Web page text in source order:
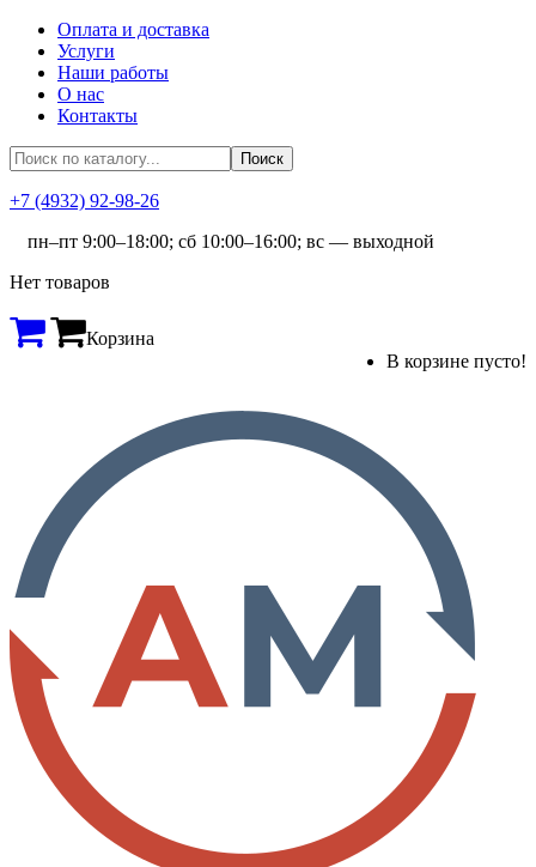
Оплата и доставка
Услуги
Наши работы
О нас
Контакты
+7 (4932) 92-98-26
пн–пт 9:00–18:00; сб 10:00–16:00; вс — выходной
Нет товаров
Корзина
В корзине пусто!